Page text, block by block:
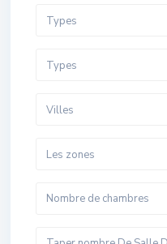
Types
Types
Villes
Les zones